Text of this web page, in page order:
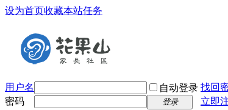
设为首页收藏本站任务
用户名 自动登录 找回
密码
登录 立即